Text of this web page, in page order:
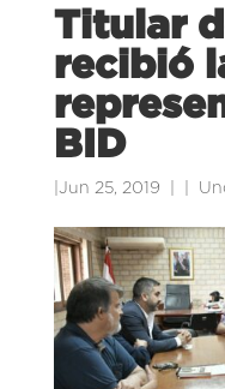
Titular
recibió
BID
Jun 25, 2019